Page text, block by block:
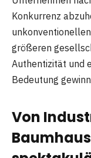
Konkurrenz
größeren
Authentizität und
Bedeutung
Von